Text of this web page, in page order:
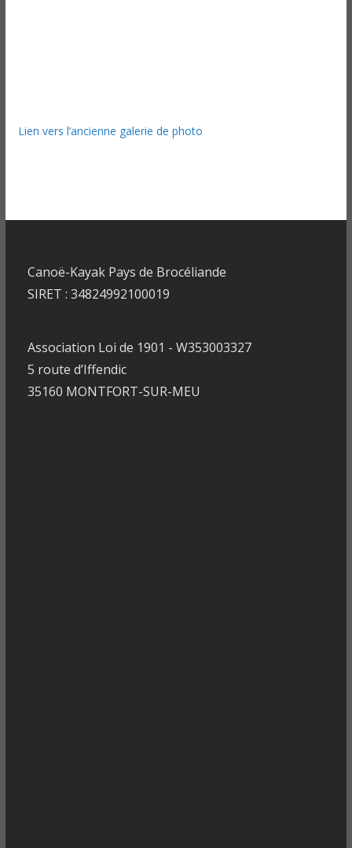
Lien vers l’ancienne galerie de photo
Canoë-Kayak Pays de Brocéliande
SIRET : 34824992100019
Association Loi de 1901 - W353003327
5 route d’Iffendic
35160 MONTFORT-SUR-MEU